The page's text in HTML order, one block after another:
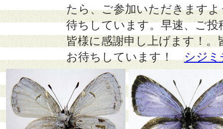
たら、ご参加いただきます
待ちしています。早速、ご
皆様に感謝申し上げます！
お待ちしています！
シジミ